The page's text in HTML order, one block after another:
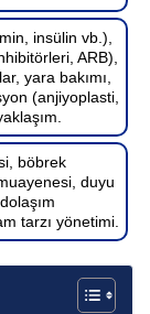
insülin vb.),
ARB),
yara bakımı,
(anjiyoplasti,
böbrek
duyu
tarzı yönetimi.